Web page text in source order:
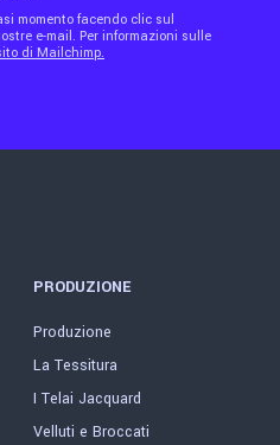
momento facendo clic sul
e-mail. Per informazioni sulle
di Mailchimp.
PRODUZIONE
Produzione
La Tessitura
I Telai Jacquard
Velluti e Broccati